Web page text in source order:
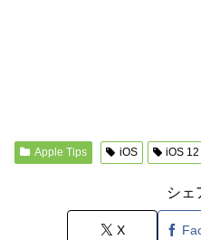
Apple Tips iOS iOS 12
シェ
X